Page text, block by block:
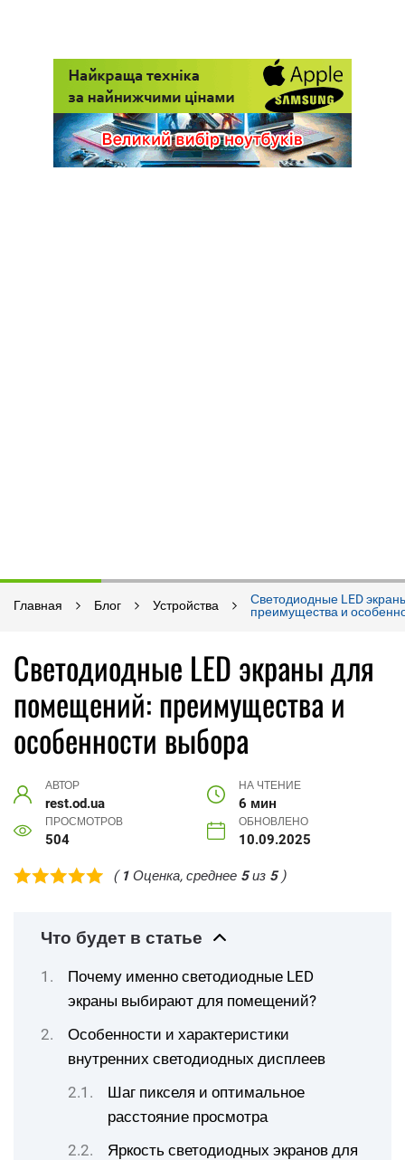
Главная Блог Устройства
Светодиодные LED
преимущества и
Светодиодные LED экраны для
помещений: преимущества и
особенности выбора
АВТОР
rest.od.ua
НА ЧТЕНИЕ
6 мин
ПРОСМОТРОВ
504
ОБНОВЛЕНО
10.09.2025
( 1 Оценка, среднее 5из 5)
Что будет в статье
Почему именно светодиодные LED
экраны выбирают для помещений?
Особенности и характеристики
внутренних светодиодных дисплеев
Шаг пикселя и оптимальное
расстояние просмотра
Яркость светодиодных экранов для